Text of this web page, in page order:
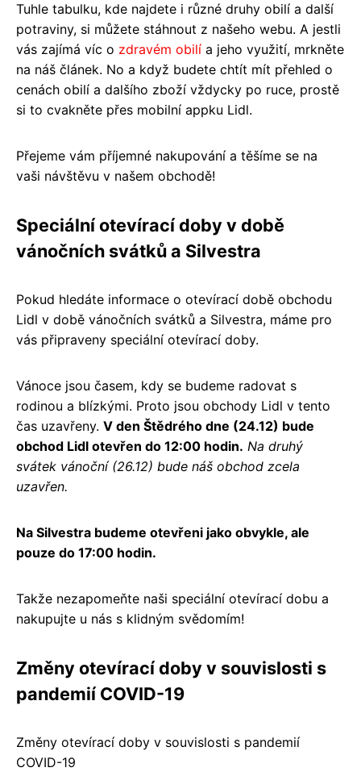
Tuhle tabulku, kde najdete i různé druhy obilí a další
potraviny, si můžete stáhnout z našeho webu. A jestli
vás zajímá víc o zdravém obilí a jeho využití, mrkněte
na náš článek. No a když budete chtít mít přehled o
cenách obilí a dalšího zboží vždycky po ruce, prostě
si to cvakněte přes mobilní appku Lidl.
Přejeme vám příjemné nakupování a těšíme se na
vaši návštěvu v našem obchodě!
Speciální otevírací doby v době
vánočních svátků a Silvestra
Pokud hledáte informace o otevírací době obchodu
Lidl v době vánočních svátků a Silvestra, máme pro
vás připraveny speciální otevírací doby.
Vánoce jsou časem, kdy se budeme radovat s
rodinou a blízkými. Proto jsou obchody Lidl v tento
čas uzavřeny. V den Štědrého dne (24.12) bude
obchod Lidl otevřen do 12:00 hodin. Na druhý
svátek vánoční (26.12) bude náš obchod zcela
uzavřen.
Na Silvestra budeme otevřeni jako obvykle, ale
pouze do 17:00 hodin.
Takže nezapomeňte naši speciální otevírací dobu a
nakupujte u nás s klidným svědomím!
Změny otevírací doby v souvislosti s
pandemií COVID-19
Změny otevírací doby v souvislosti s pandemií
COVID-19